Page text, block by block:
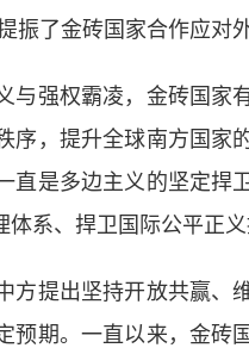
了金砖国家合作应对
强权霸凌，金砖国家
序，提升全球南方国家
直是多边主义的坚定捍
系、捍卫国际公平正义
提出坚持开放共赢、
预期。一直以来，金砖